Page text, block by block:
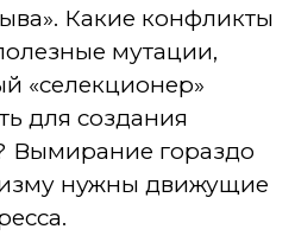
Какие конфликты
мутации,
«селекционер»
для создания
Вымирание гораздо
нужны движущие